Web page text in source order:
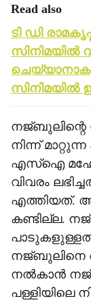
Read also
ടി ഡി
സിനിമയില്‍
സിനിമയില്‍
നിന്ന്
എസ്‌ഐ
വിവരം
എത്തിയത്.
കണ്ടില്ല.
നജ്ബുലിനെ
നല്‍കാന്‍
പള്ളിയിലെ